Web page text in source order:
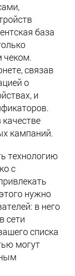
база
чеком.
связав
о
и
кампаний.
технологию
с
нужно
в него
сети
списка
могут